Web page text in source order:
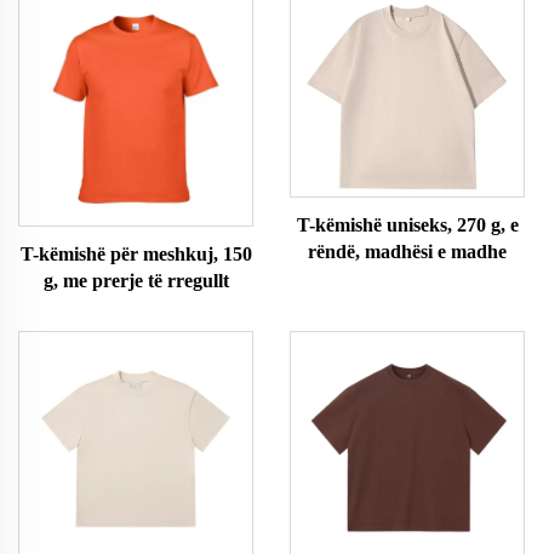
T-këmishë për meshkuj, 150
g, me prerje të rregullt
T-këmishë uniseks, 270 g, e
rëndë, madhësi e madhe